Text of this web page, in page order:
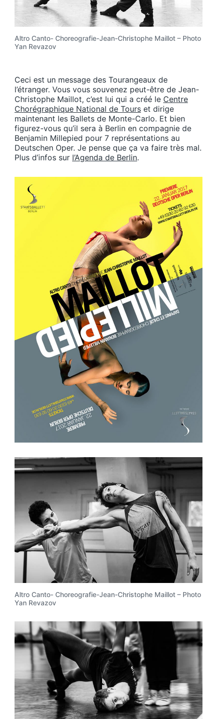
Altro Canto- Choreografie-Jean-Christophe Maillot – Photo
Yan Revazov
Ceci est un message des Tourangeaux de
l’étranger. Vous vous souvenez peut-être de Jean-
Christophe Maillot, c’est lui qui a créé le Centre
Chorégraphique National de Tours et dirige
maintenant les Ballets de Monte-Carlo. Et bien
figurez-vous qu’il sera à Berlin en compagnie de
Benjamin Millepied pour 7 représentations au
Deutschen Oper. Je pense que ça va faire très mal.
Plus d’infos sur l’Agenda de Berlin.
Altro Canto- Choreografie-Jean-Christophe Maillot – Photo
Yan Revazov